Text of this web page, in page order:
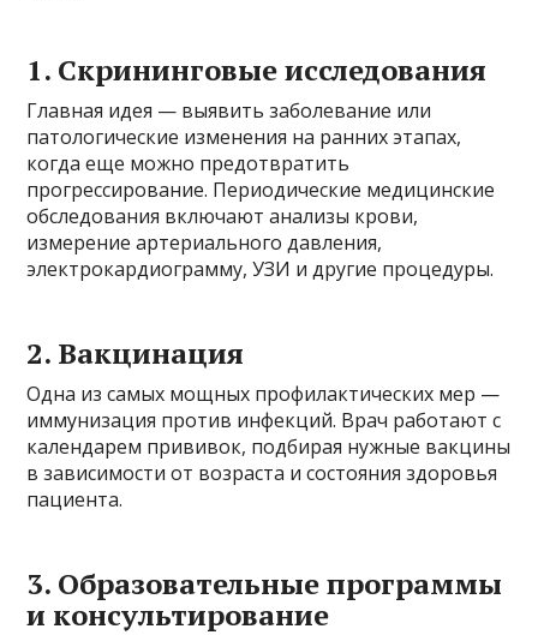
1. Скрининговые исследования
Главная идея — выявить заболевание или
патологические изменения на ранних этапах,
когда еще можно предотвратить
прогрессирование. Периодические медицинские
обследования включают анализы крови,
измерение артериального давления,
электрокардиограмму, УЗИ и другие процедуры.
2. Вакцинация
Одна из самых мощных профилактических мер —
иммунизация против инфекций. Врач работают с
календарем прививок, подбирая нужные вакцины
в зависимости от возраста и состояния здоровья
пациента.
3. Образовательные программы
и консультирование